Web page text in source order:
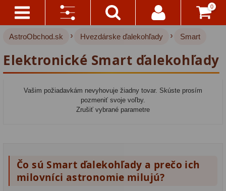
0
Kontakty
Doprava
A
Platba
Vrátenie
Do
14
Akce!
Hvezdárske ďalekohľady 222
Pre deti
38
Katadioptrické7
Úroveň
užívateľa:
Dieťa
Skúsený
AstroObchod.sk › Hvezdárske ďalekohľady › Smart
Elektronické Smart ďalekohľady
Vašim požiadavkám nevyhovuje žiadny tovar. Skúste prosím
pozmeniť svoje voľby.
Zrušiť vybrané parametre
Čo sú Smart ďalekohľady a prečo ich
milovníci astronomie milujú?